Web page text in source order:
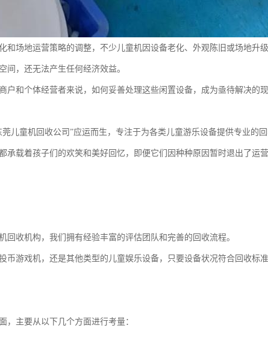
和场地运营策略的调整，不少儿童机因设备老化、外观陈旧或场地升
间，还无法产生任何经济效益。
户和个体经营者来说，如何妥善处理这些闲置设备，成为亟待解决的现
儿童机回收公司”应运而生，专注于为各类儿童游乐设备提供专业的回
承载着孩子们的欢笑和美好回忆，即便它们因种种原因暂时退出了运
回收机构，我们拥有经验丰富的评估团队和完善的回收流程。
币游戏机，还是其他类型的儿童娱乐设备，只要设备状况符合回收标
，主要从以下几个方面进行考量：